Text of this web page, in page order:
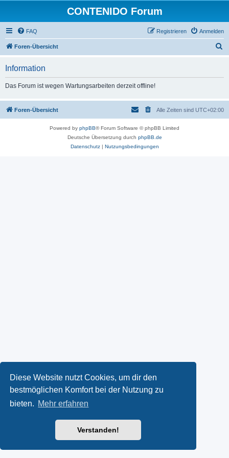
Diese Website nutzt Cookies, um dir den
bestmöglichen Komfort bei der Nutzung zu
bieten. Mehr erfahren
Verstanden!
CONTENIDO Forum
FAQ Anmelden
Registrieren
Foren-Übersicht
Information
Das Forum ist wegen Wartungsarbeiten derzeit offline!
Foren-Übersicht Alle Zeiten sind UTC+02:00
Powered by phpBB® Forum Software © phpBB Limited
Deutsche Übersetzung durch phpBB.de
Datenschutz| Nutzungsbedingungen